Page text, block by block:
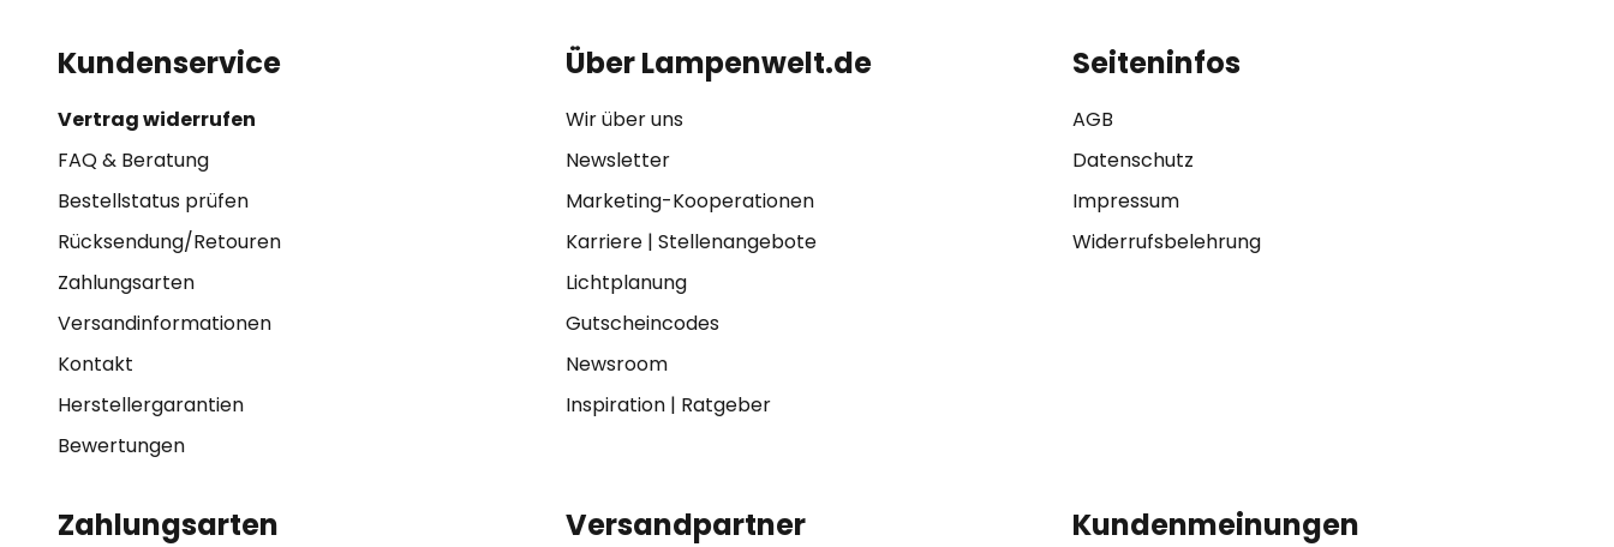
Kundenservice
Vertrag widerrufen
FAQ & Beratung
Bestellstatus prüfen
Rücksendung/Retouren
Zahlungsarten
Versandinformationen
Kontakt
Herstellergarantien
Bewertungen
Über Lampenwelt.de
Wir über uns
Newsletter
Marketing-Kooperationen
Karriere| Stellenangebote
Lichtplanung
Gutscheincodes
Newsroom
Inspiration| Ratgeber
Seiteninfos
AGB
Datenschutz
Impressum
Widerrufsbelehrung
Zahlungsarten Versandpartner Kundenmeinungen